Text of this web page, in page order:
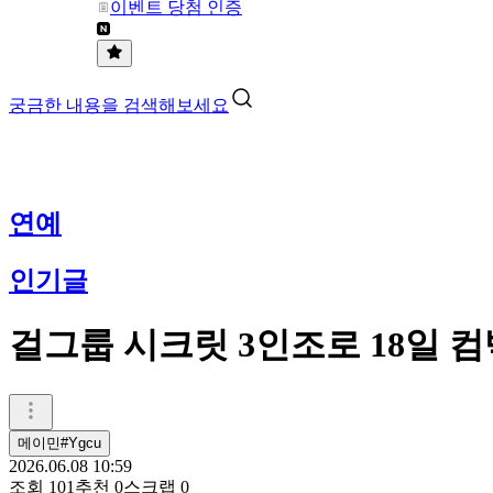
이벤트 당첨 인증
궁금한 내용을 검색해보세요
연예
인기글
걸그룹 시크릿 3인조로 18일
메이민#Ygcu
2026.06.08 10:59
조회 101 추천 0스크랩 0